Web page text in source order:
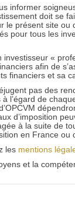
informer
doit se
le présent site
pour tous les
investisseur «
afin de
financiers et sa
pas des
l’égard de
d’imposition
à la suite de
en France ou
les mentions
et la